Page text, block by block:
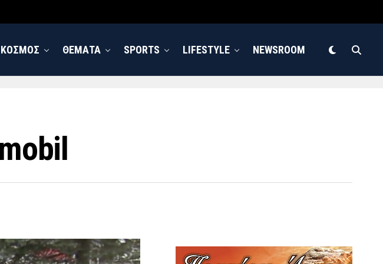
ΚΟΣΜΟΣ ΘΕΜΑΤΑ SPORTS LIFESTYLE NEWSROOM